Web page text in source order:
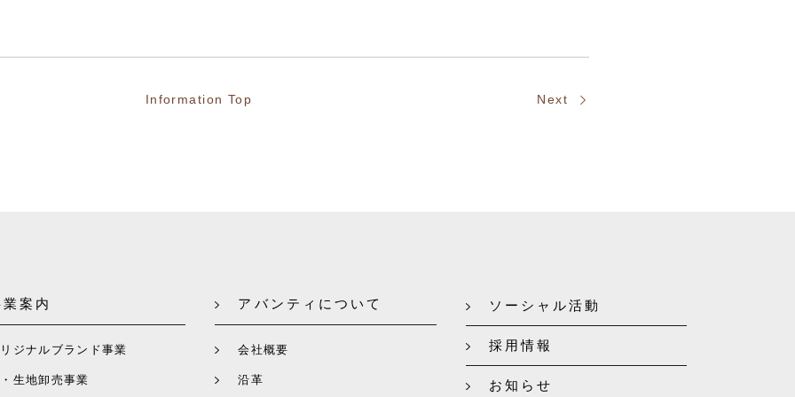
Information Top Next
業案内
ジナルブランド事業
生地卸売事業
アバンティについて
会社概要
沿革
ソーシャル活動
採用情報
お知らせ